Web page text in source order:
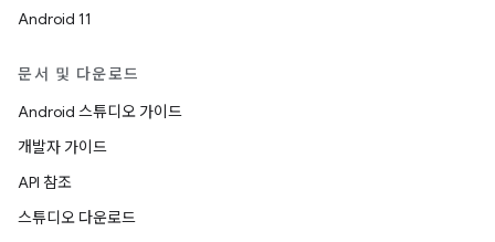
Android 11
문서 및 다운로드
Android 스튜디오 가이드
개발자 가이드
API 참조
스튜디오 다운로드